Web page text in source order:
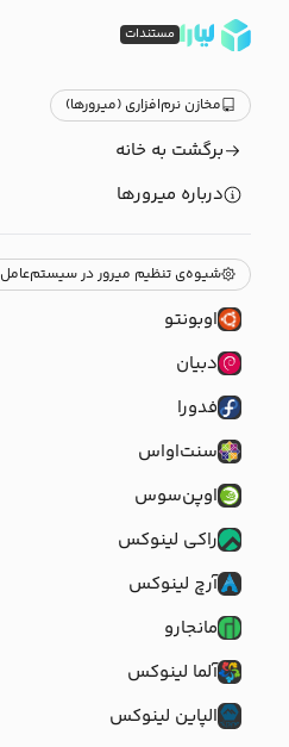
مستندات
مخازن نرم‌افزاری (میرورها)
برگشت به خانه
درباره میرورها
شیوه‌ی تنظیم میرور در سیستم‌عامل
اوبونتو
دبیان
فدورا
سنت‌اواس
اوپن‌سوس
راکی لینوکس
آرچ لینوکس
مانجارو
آلما لینوکس
الپاین لینوکس